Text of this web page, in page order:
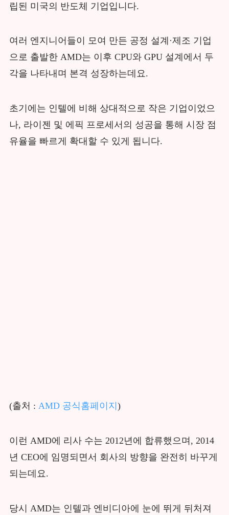
립된 미국의 반도체 기업입니다.
여러 엔지니어들이 모여 만든 공정 설계·제조 기업
으로 출발한 AMD는 이후 CPU와 GPU 설계에서 두
각을 나타내며 본격 성장하는데요.
초기에는 인텔에 비해 상대적으로 작은 기업이었으
나, 라이젠 및 에픽 프로세서의 성공을 통해 시장 점
유율을 빠르게 확대할 수 있게 됩니다.
(출처 : AMD 공식홈페이지 )
이런 AMD에 리사 수는 2012년에 합류했으며, 2014
년 CEO에 임명되면서 회사의 방향을 완전히 바꾸게
되는데요.
당시 AMD는 인텔과 엔비디아에 눈에 뛰게 뒤처져